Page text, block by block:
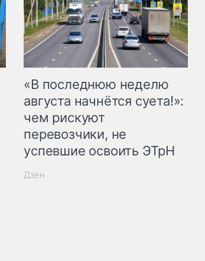
«В последнюю неделю
августа начнётся суета!»:
чем рискуют
перевозчики, не
успевшие освоить ЭТрН
Дзен